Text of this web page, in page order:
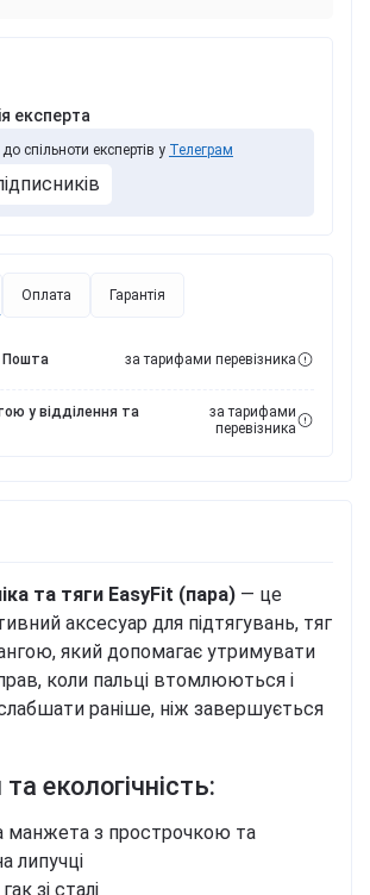
Оплата Гарантія
Пошта за тарифами перевізника
у відділення та
за тарифами
перевізника
експерта
спільноти експертів у Телеграм
та тяги EasyFit (пара) — це
аксесуар для підтягувань, тяг
який допомагає утримувати
коли пальці втомлюються і
раніше, ніж завершується
екологічність:
манжета з прострочкою та
липучці
зі сталі